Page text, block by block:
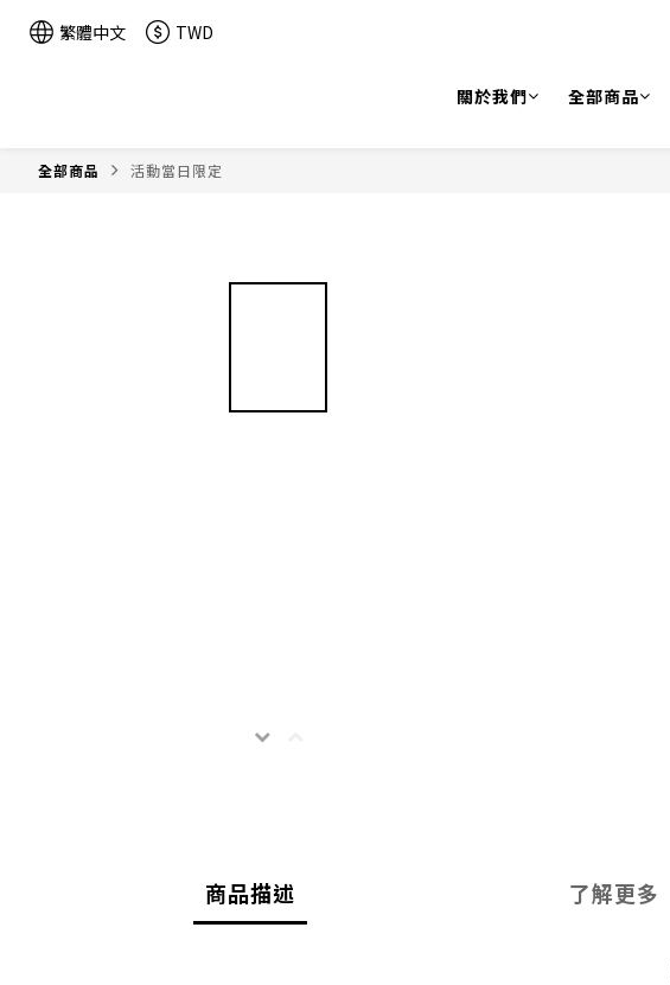
繁體中文 TWD
關於我們 全部商品
全部商品 活動當日限定
商品描述 了解更多